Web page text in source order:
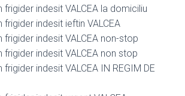
frigider indesit VALCEA la domiciliu
frigider indesit ieftin VALCEA
frigider indesit VALCEA non-stop
frigider indesit VALCEA non stop
indesit VALCEA IN REGIM DE